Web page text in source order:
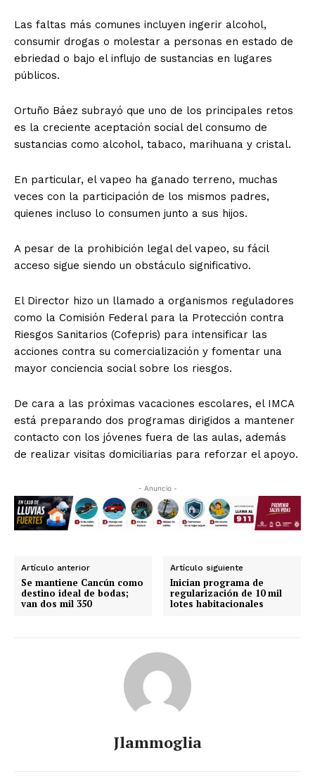
Las faltas más comunes incluyen ingerir alcohol,
consumir drogas o molestar a personas en estado de
ebriedad o bajo el influjo de sustancias en lugares
públicos.
Ortuño Báez subrayó que uno de los principales retos
es la creciente aceptación social del consumo de
sustancias como alcohol, tabaco, marihuana y cristal.
En particular, el vapeo ha ganado terreno, muchas
veces con la participación de los mismos padres,
quienes incluso lo consumen junto a sus hijos.
A pesar de la prohibición legal del vapeo, su fácil
acceso sigue siendo un obstáculo significativo.
El Director hizo un llamado a organismos reguladores
como la Comisión Federal para la Protección contra
Riesgos Sanitarios (Cofepris) para intensificar las
acciones contra su comercialización y fomentar una
mayor conciencia social sobre los riesgos.
De cara a las próximas vacaciones escolares, el IMCA
está preparando dos programas dirigidos a mantener
contacto con los jóvenes fuera de las aulas, además
de realizar visitas domiciliarias para reforzar el apoyo.
- Anuncio -
Artículo anterior
Se mantiene Cancún como
destino ideal de bodas;
van dos mil 350
Artículo siguiente
Inician programa de
regularización de 10 mil
lotes habitacionales
Jlammoglia